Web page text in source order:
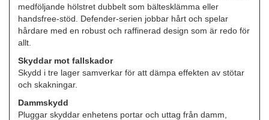
medföljande hölstret dubbelt som bältesklämma eller
handsfree-stöd. Defender-serien jobbar hårt och spelar
hårdare med en robust och raffinerad design som är redo för
allt.
Skyddar mot fallskador
Skydd i tre lager samverkar för att dämpa effekten av stötar
och skakningar.
Dammskydd
Pluggar skyddar enhetens portar och uttag från damm,